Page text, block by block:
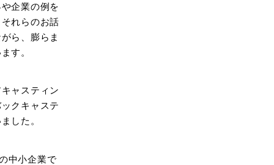
企業の例を
れらのお話
ら、膨らま
す。
ャスティン
クキャステ
した。
中小企業で